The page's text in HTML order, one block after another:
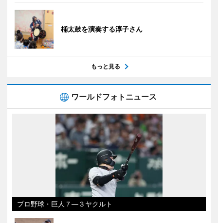
桶太鼓を演奏する淳子さん
もっと見る
ワールドフォトニュース
プロ野球・巨人７―３ヤクルト